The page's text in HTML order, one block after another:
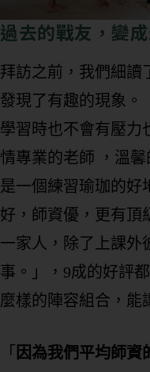
過去的戰友，變
拜訪之前，我們細讀
發現了有趣的現象。
學習時也不會有壓力
情專業的老師 ，溫馨
是一個練習瑜珈的好
好，師資優，更有頂
一家人，除了上課外
事。」，9成的好評
麼樣的陣容組合，能
「 因為我們平均師資